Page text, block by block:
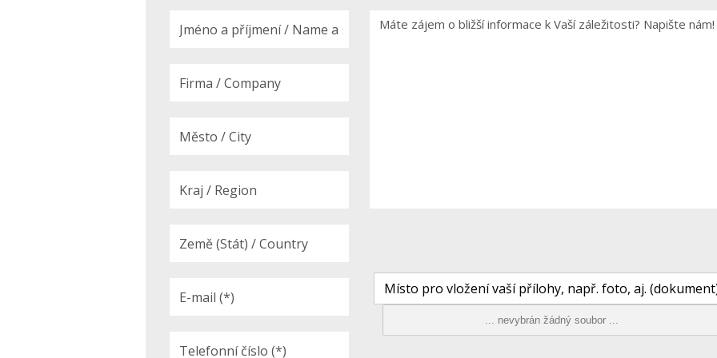
Místo pro vložení vaší přílohy, např. foto, aj.